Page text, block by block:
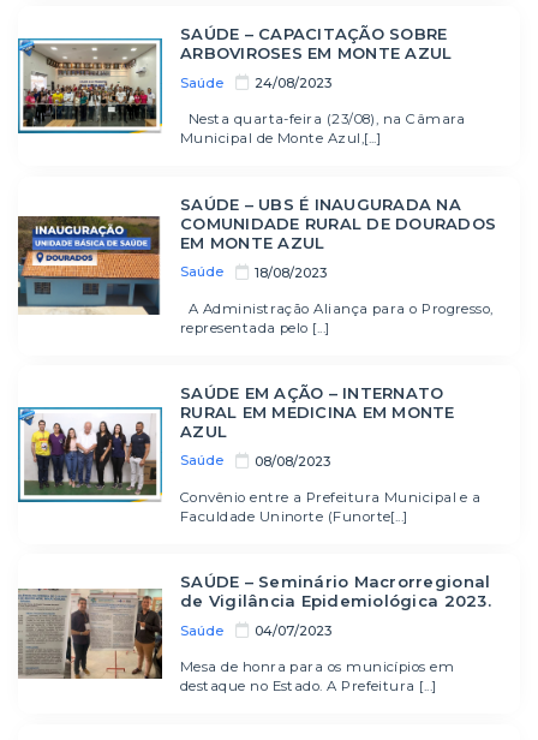
Saúde 24/08/2023
SAÚDE – CAPACITAÇÃO SOBRE
ARBOVIROSES EM MONTE AZUL
Nesta quarta-feira (23/08), na Câmara
Municipal de Monte Azul,[...]
Saúde 18/08/2023
SAÚDE – UBS É INAUGURADA NA
COMUNIDADE RURAL DE DOURADOS
EM MONTE AZUL
A Administração Aliança para o Progresso,
representada pelo [...]
Saúde 08/08/2023
SAÚDE EM AÇÃO – INTERNATO
RURAL EM MEDICINA EM MONTE
AZUL
Convênio entre a Prefeitura Municipal e a
Faculdade Uninorte (Funorte[...]
Saúde 04/07/2023
SAÚDE – Seminário Macrorregional
de Vigilância Epidemiológica 2023.
Mesa de honra para os municípios em
destaque no Estado. A Prefeitura [...]